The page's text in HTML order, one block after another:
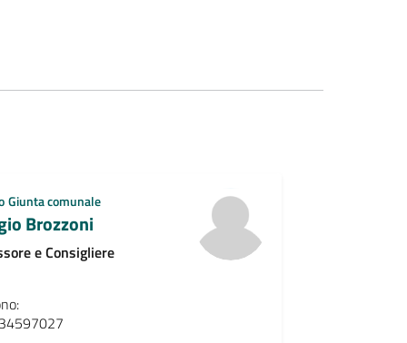
Giunta comunale
Brozzoni
e Consigliere